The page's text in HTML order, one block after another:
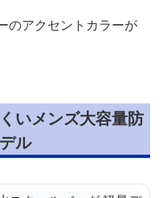
のアクセントカラーが
いメンズ大容量防
ル